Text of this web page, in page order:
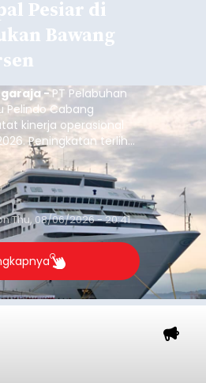
Pesiar di
Bawang
-PT Pelabuhan
Pelindo Cabang
kinerja operasional
Peningkatan terlihat
1,48 juta Gross
12,4 persen
sama tahun lalu
juta GT.
Thu, 08/06/2026 - 20:41